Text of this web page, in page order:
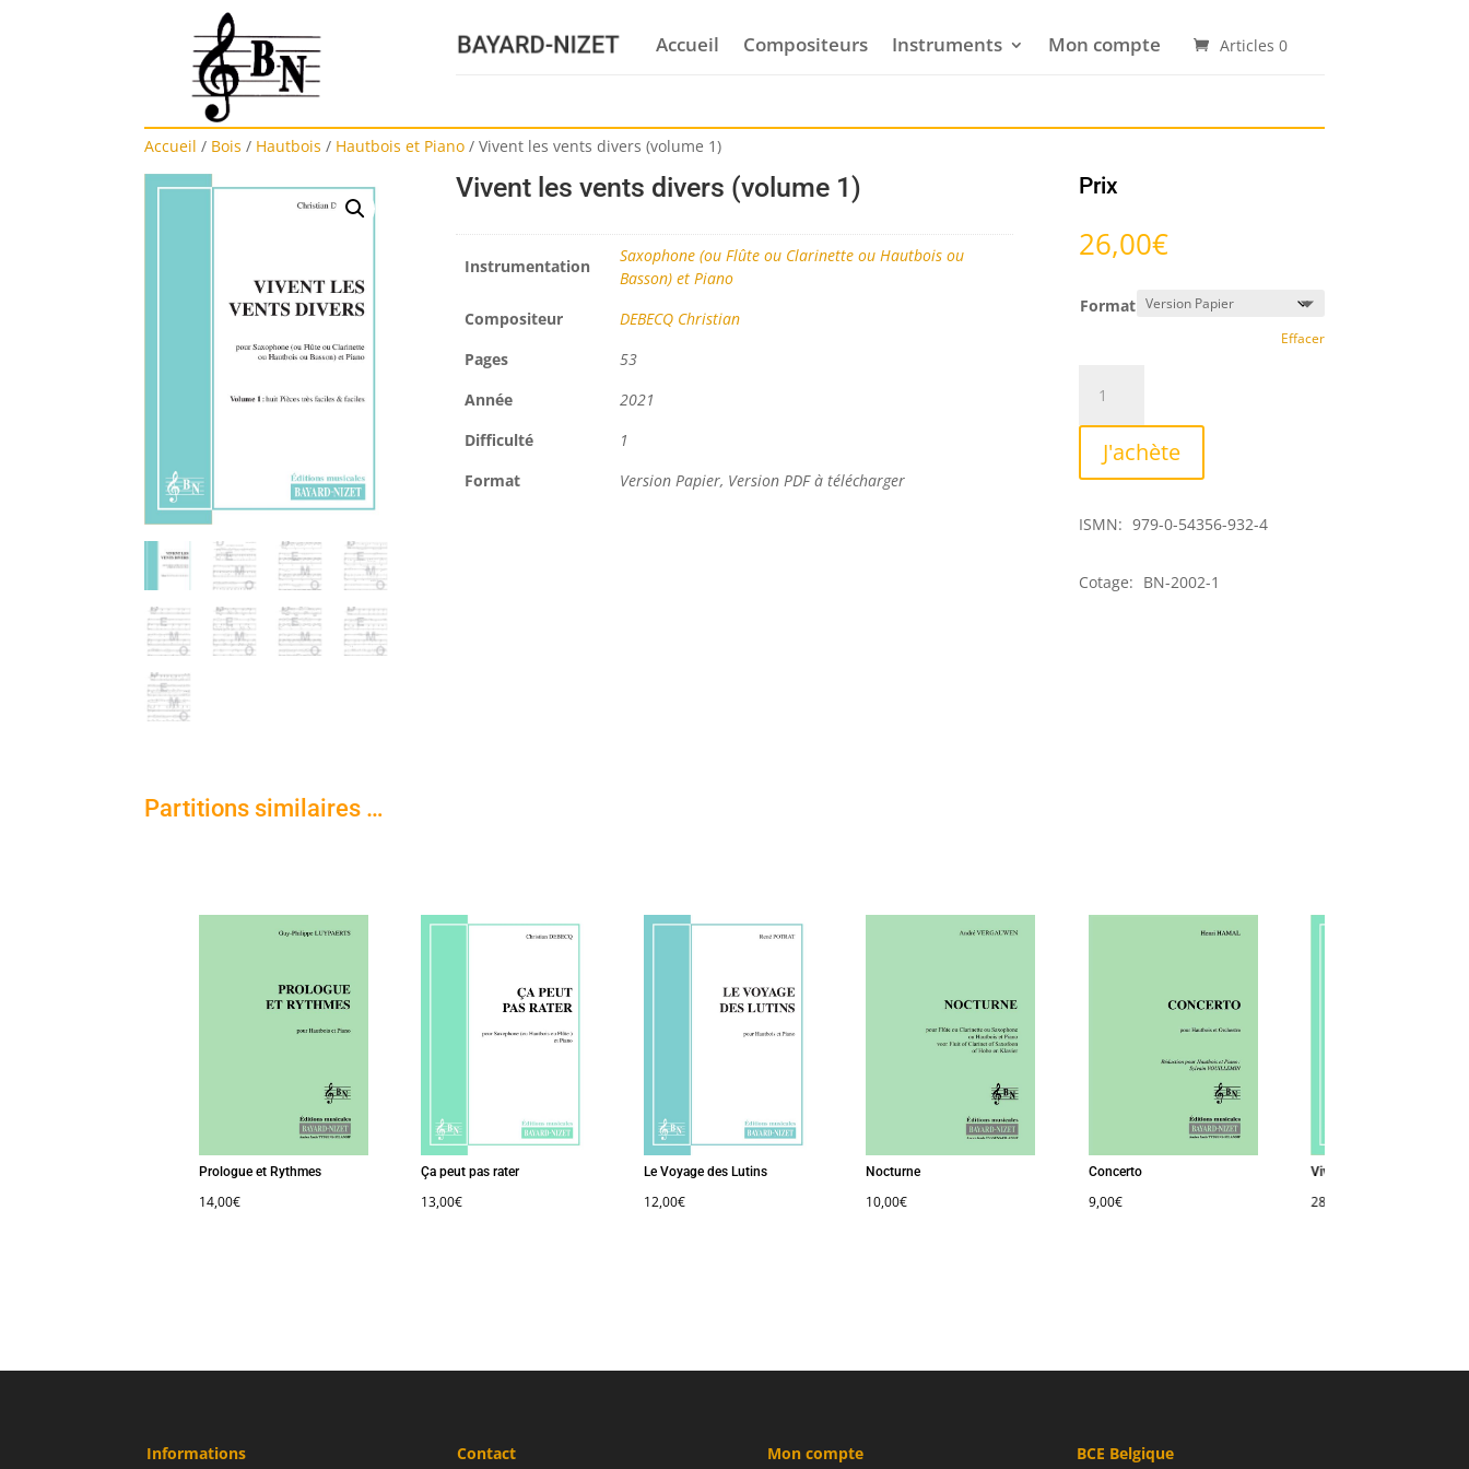
Accueil Compositeurs Instruments Mon compte Articles 0
Accueil / Bois / Hautbois / Hautbois et Piano / Vivent les vents divers (volume 1)
Vivent les vents divers (volume 1)
Instrumentation
Saxophone (ou Flûte ou Clarinette ou Hautbois ou
Basson) et Piano
Compositeur
DEBECQ Christian
Pages
53
Année
2021
Difficulté
1
Format
Version Papier, Version PDF à télécharger
Prix
26,00€
Format
Effacer
Vivent
vents
(volume
J'achète
ISMN: 979-0-54356-932-4
Cotage: BN-2002-1
Partitions similaires …
Prologue et Rythmes
14,00€
Ça peut pas rater
13,00€
Le Voyage des Lutins
12,00€
Nocturne
10,00€
Concerto
9,00€
Vivent les vents divers
28,00
Informations
Contact
Mon compte
BCE Belgique